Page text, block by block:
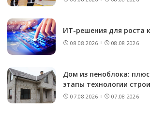
ИТ-решения для роста
08.08.2026 08.08.2026
Дом из пеноблока:
этапы технологии
07.08.2026 07.08.2026